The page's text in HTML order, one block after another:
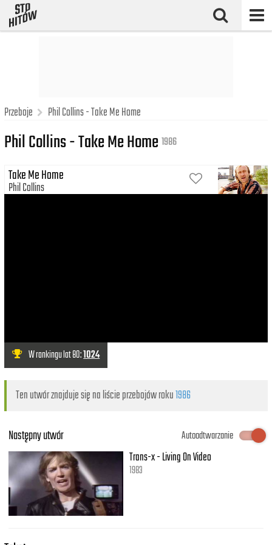
Przeboje Phil Collins - Take Me Home
Phil Collins - Take Me Home1986
Take Me Home
Phil Collins
W rankingu lat 80:1024
Ten utwór znajduje się na liście przebojów roku1986
Następny utwór
Autoodtwarzanie
Trans-x - Living On Video
1983